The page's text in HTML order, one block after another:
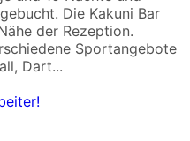
Die Kakuni Bar
der Rezeption.
Sportangebote
Dart...